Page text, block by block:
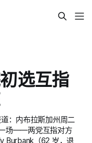
选互指
：内布拉斯加州周二
场——两党互指对方
Burbank（62 岁，退